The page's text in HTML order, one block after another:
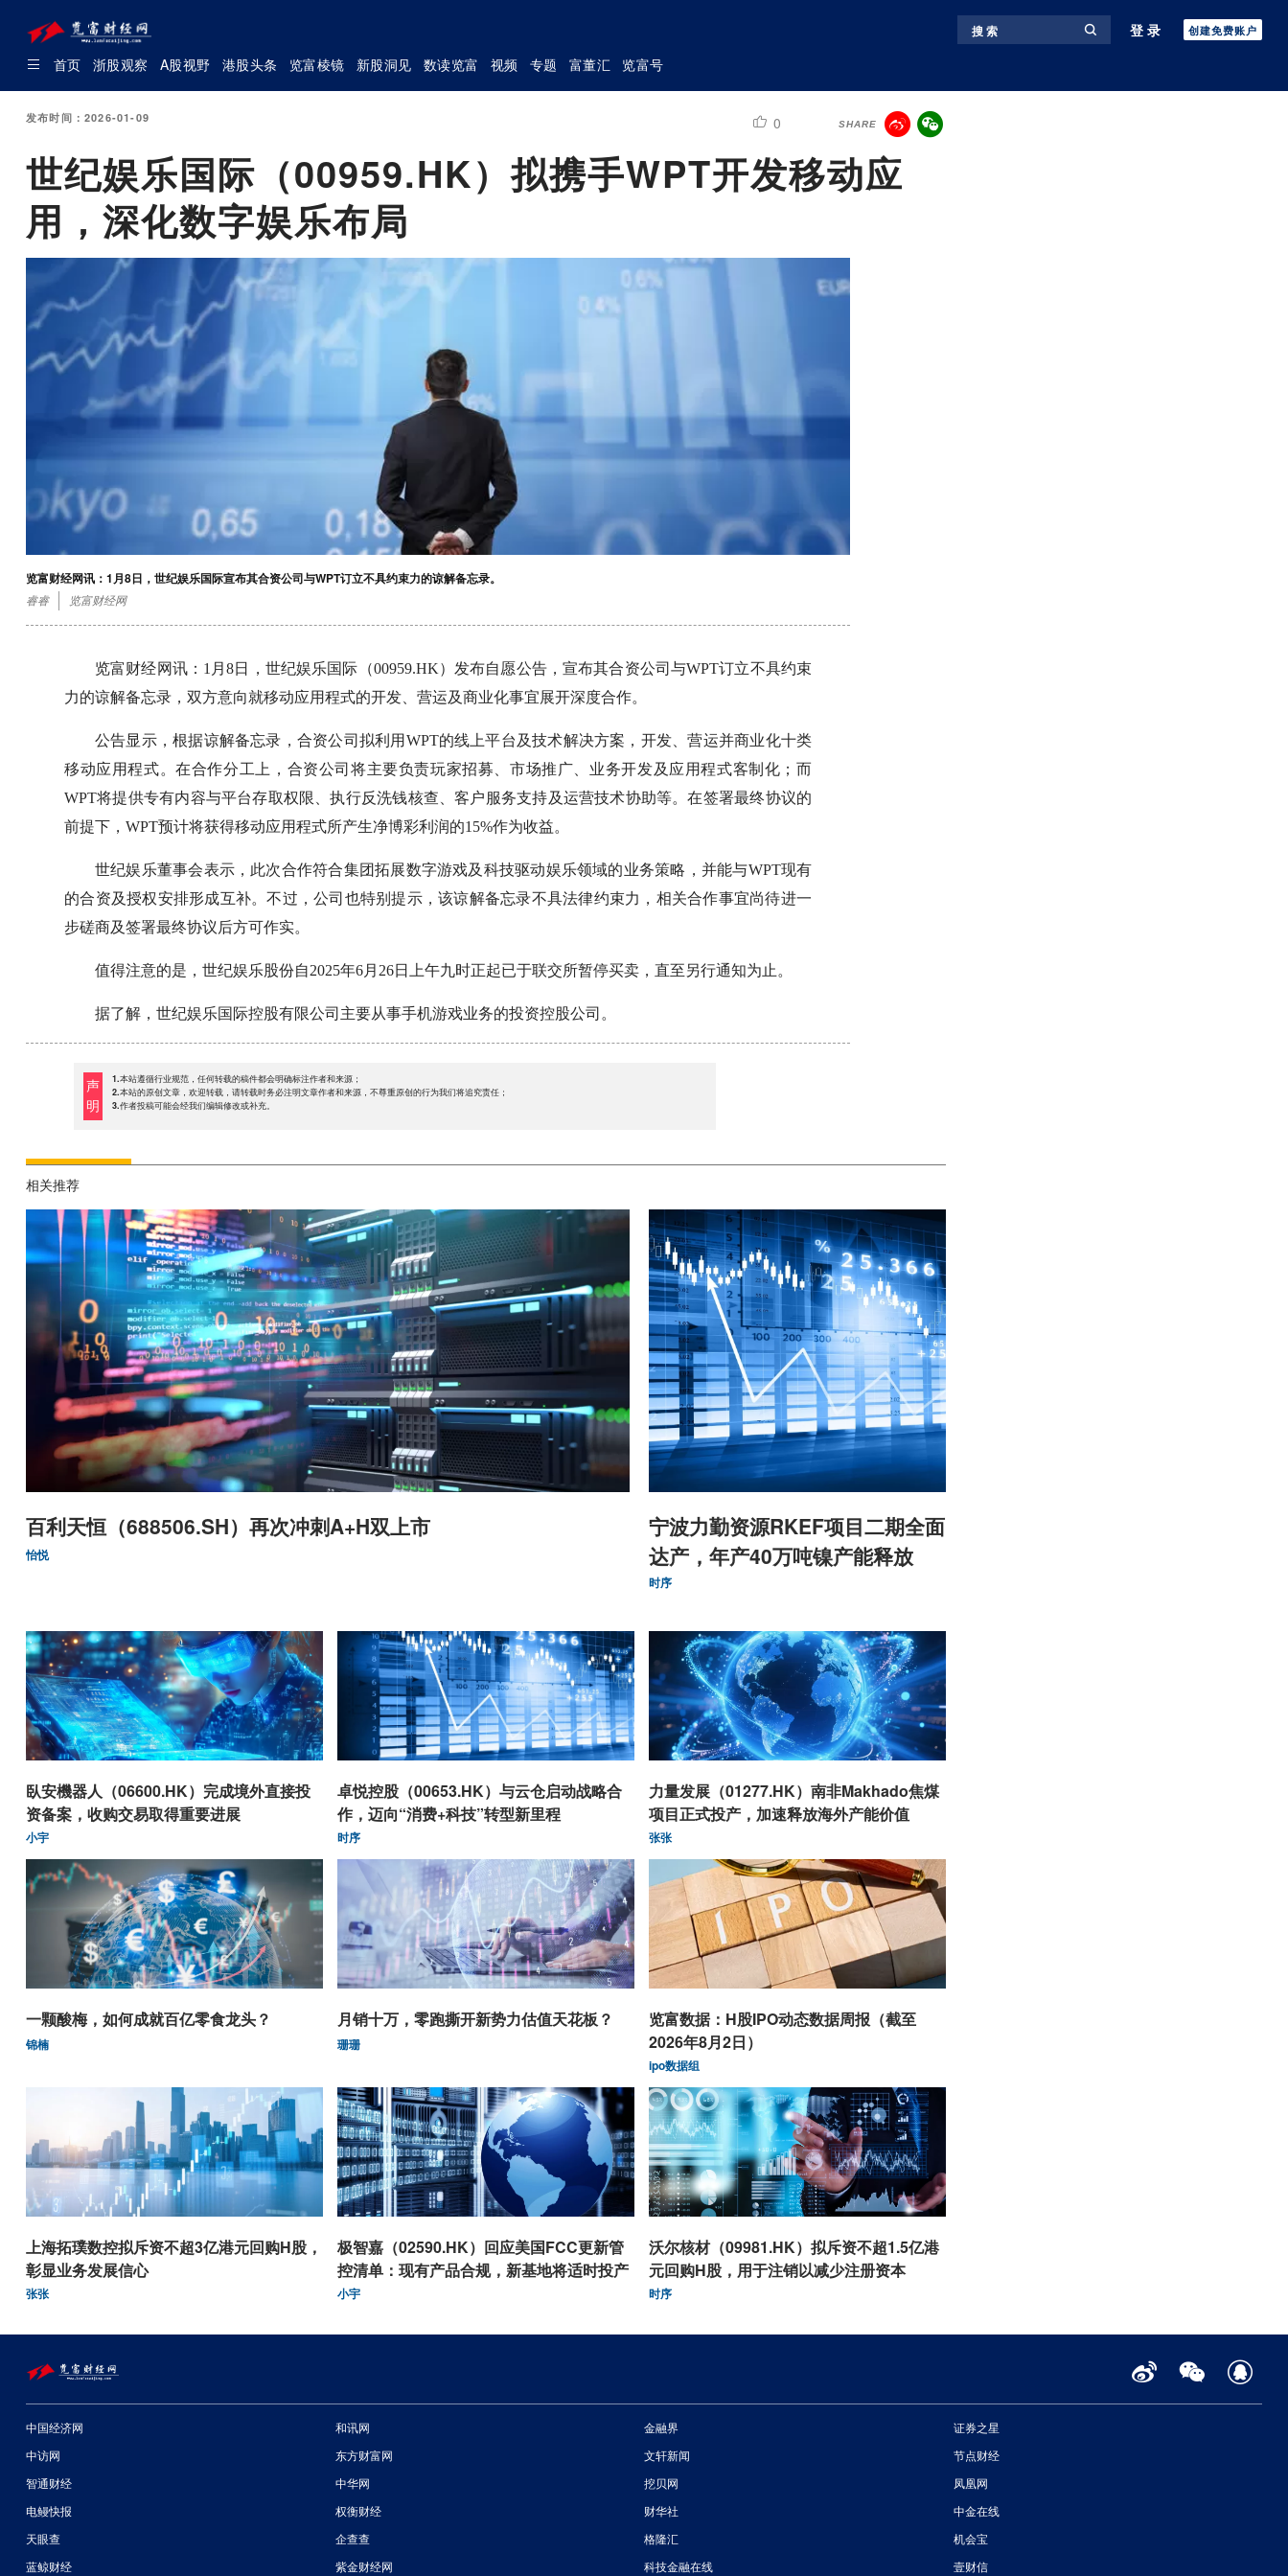
搜 索 登录 创建免费账户
首页 浙股观察 A股视野 港股头条 览富棱镜 新股洞见 数读览富 视频 专题 富董汇 览富号
发布时间：2026-01-09 0 SHARE
世纪娱乐国际（00959.HK）拟携手WPT开发移动应
用，深化数字娱乐布局
览富财经网讯：1月8日，世纪娱乐国际宣布其合资公司与WPT订立不具约束力的谅解备忘录。
睿睿 览富财经网
览富财经网讯：1月8日，世纪娱乐国际（00959.HK）发布自愿公告，宣布其合资公司与WPT订立不具约束
力的谅解备忘录，双方意向就移动应用程式的开发、营运及商业化事宜展开深度合作。
公告显示，根据谅解备忘录，合资公司拟利用WPT的线上平台及技术解决方案，开发、营运并商业化十类
移动应用程式。在合作分工上，合资公司将主要负责玩家招募、市场推广、业务开发及应用程式客制化；而
WPT将提供专有内容与平台存取权限、执行反洗钱核查、客户服务支持及运营技术协助等。在签署最终协议的
前提下，WPT预计将获得移动应用程式所产生净博彩利润的15%作为收益。
世纪娱乐董事会表示，此次合作符合集团拓展数字游戏及科技驱动娱乐领域的业务策略，并能与WPT现有
的合资及授权安排形成互补。不过，公司也特别提示，该谅解备忘录不具法律约束力，相关合作事宜尚待进一
步磋商及签署最终协议后方可作实。
值得注意的是，世纪娱乐股份自2025年6月26日上午九时正起已于联交所暂停买卖，直至另行通知为止。
据了解，世纪娱乐国际控股有限公司主要从事手机游戏业务的投资控股公司。
声
明
1.本站遵循行业规范，任何转载的稿件都会明确标注作者和来源；
2.本站的原创文章，欢迎转载，请转载时务必注明文章作者和来源，不尊重原创的行为我们将追究责任；
3.作者投稿可能会经我们编辑修改或补充。
相关推荐
百利天恒（688506.SH）再次冲刺A+H双上市
怡悦
宁波力勤资源RKEF项目二期全面
达产，年产40万吨镍产能释放
时序
臥安機器人（06600.HK）完成境外直接投
资备案，收购交易取得重要进展
小宇
卓悦控股（00653.HK）与云仓启动战略合
作，迈向“消费+科技”转型新里程
时序
力量发展（01277.HK）南非Makhado焦煤
项目正式投产，加速释放海外产能价值
张张
一颗酸梅，如何成就百亿零食龙头？
锦楠
月销十万，零跑撕开新势力估值天花板？
珊珊
览富数据：H股IPO动态数据周报（截至
2026年8月2日）
ipo数据组
上海拓璞数控拟斥资不超3亿港元回购H股，
彰显业务发展信心
张张
极智嘉（02590.HK）回应美国FCC更新管
控清单：现有产品合规，新基地将适时投产
小宇
沃尔核材（09981.HK）拟斥资不超1.5亿港
元回购H股，用于注销以减少注册资本
时序
中国经济网 和讯网 金融界
证券之星
中访网
东方财富网 文轩新闻
节点财经
智通财经
中华网 挖贝网
凤凰网
电鳗快报
权衡财经 财华社
中金在线
天眼查
企查查 格隆汇
机会宝
蓝鲸财经
紫金财经网 科技金融在线 壹财信